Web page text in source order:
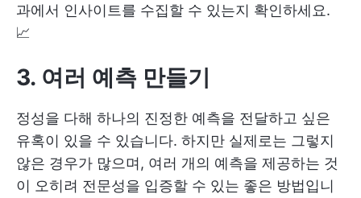
과에서 인사이트를 수집할 수 있는지 확인하세요.
📈
3. 여러 예측 만들기
정성을 다해 하나의 진정한 예측을 전달하고 싶은
유혹이 있을 수 있습니다. 하지만 실제로는 그렇지
않은 경우가 많으며, 여러 개의 예측을 제공하는 것
이 오히려 전문성을 입증할 수 있는 좋은 방법입니